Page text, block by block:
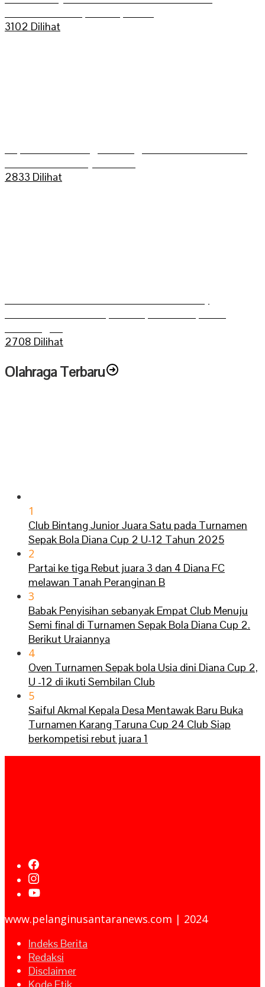
3102 Dilihat
2833 Dilihat
2708 Dilihat
Olahraga Terbaru
1
Club Bintang Junior Juara Satu pada Turnamen
Sepak Bola Diana Cup 2 U-12 Tahun 2025
2
Partai ke tiga Rebut juara 3 dan 4 Diana FC
melawan Tanah Peranginan B
3
Babak Penyisihan sebanyak Empat Club Menuju
Semi final di Turnamen Sepak Bola Diana Cup 2.
Berikut Uraiannya
4
Oven Turnamen Sepak bola Usia dini Diana Cup 2,
U -12 di ikuti Sembilan Club
5
Saiful Akmal Kepala Desa Mentawak Baru Buka
Turnamen Karang Taruna Cup 24 Club Siap
berkompetisi rebut juara 1
www.pelanginusantaranews.com | 2024
Indeks Berita
Redaksi
Disclaimer